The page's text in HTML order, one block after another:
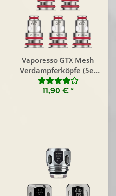
Vaporesso GTX Mesh
Verdampferköpfe (5er
Pack)
11,90 € *